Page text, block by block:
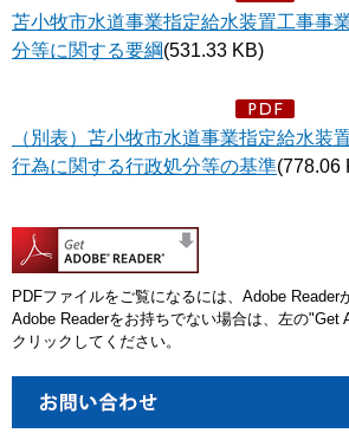
苫小牧市水道事業指定給水装置工事事
分等に関する要綱(531.33 KB)
（別表）苫小牧市水道事業指定給水装
行為に関する行政処分等の基準(778.06
PDFファイルをご覧になるには、Adobe Reader
Adobe Readerをお持ちでない場合は、左の"Get
クリックしてください。